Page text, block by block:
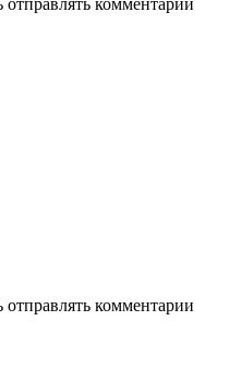
комментарии